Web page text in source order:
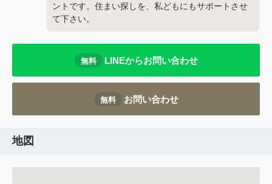
ントです。住まい探しを、私どもにもサポートさせ
て下さい。
無料 LINEからお問い合わせ
無料 お問い合わせ
地図